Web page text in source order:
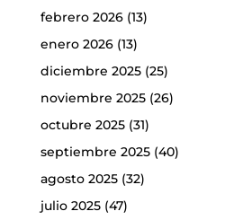
febrero 2026(13)
enero 2026(13)
diciembre 2025(25)
noviembre 2025(26)
octubre 2025(31)
septiembre 2025(40)
agosto 2025(32)
julio 2025(47)